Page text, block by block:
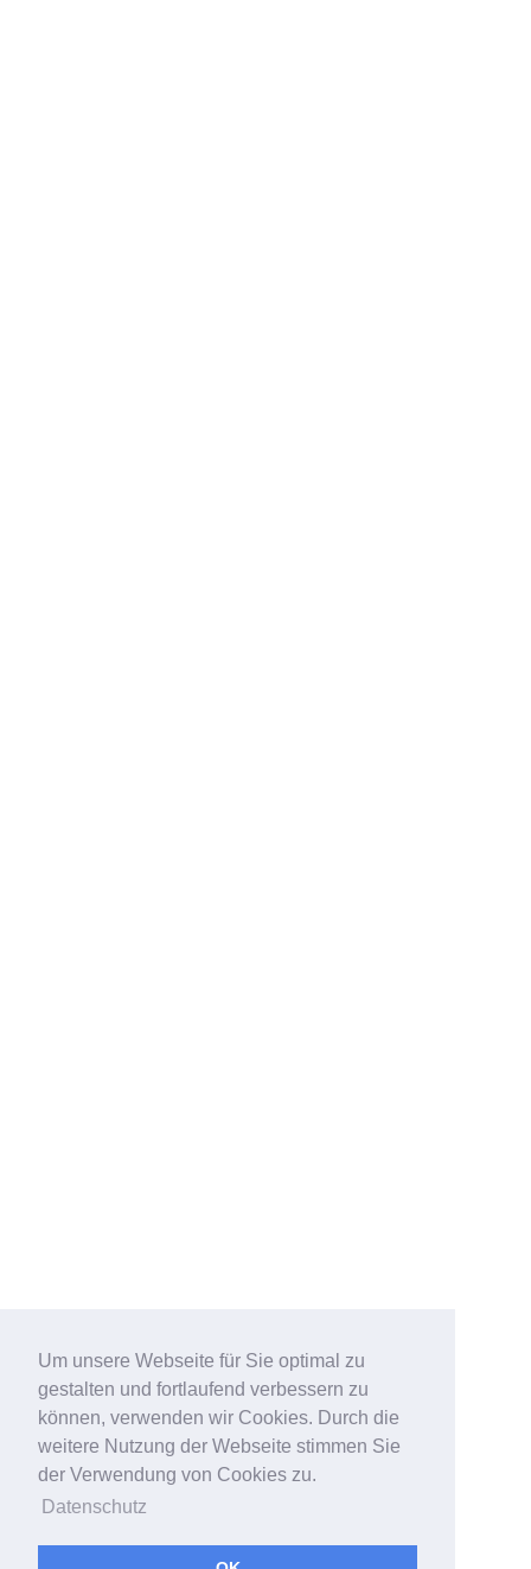
Um unsere Webseite für Sie optimal zu
gestalten und fortlaufend verbessern zu
können, verwenden wir Cookies. Durch die
weitere Nutzung der Webseite stimmen Sie
der Verwendung von Cookies zu.
Datenschutz